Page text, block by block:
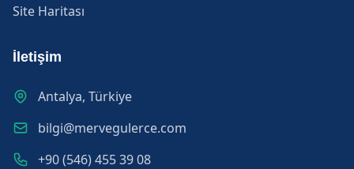
Site Haritası
İletişim
Antalya, Türkiye
bilgi@mervegulerce.com
+90 (546) 455 39 08